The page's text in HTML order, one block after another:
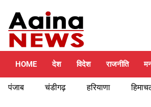
content
HOME देश विदेश राजनीति
पंजाब चंडीगढ़ हरियाणा